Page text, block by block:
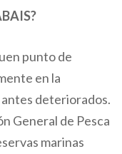
punto de
en la
deteriorados.
General de Pesca
marinas